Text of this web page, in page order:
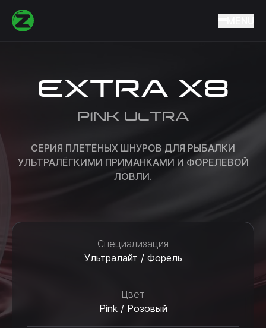
Home
Braided cords
EXTRA X8
EXTRA X8
PINK ULTRA
CЕРИЯ ПЛЕТЁНЫХ ШНУРОВ ДЛЯ РЫБАЛКИ
УЛЬТРАЛЁГКИМИ ПРИМАНКАМИ И ФОРЕЛЕВОЙ
ЛОВЛИ.
Специализация
Ультралайт / Форель
Цвет
Pink / Розовый